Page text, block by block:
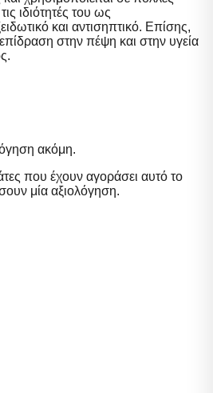
ιδιότητές του ως
και αντισηπτικό. Επίσης,
επίδραση στην πέψη και στην υγεία
ακόμη.
που έχουν αγοράσει αυτό το
μία αξιολόγηση.